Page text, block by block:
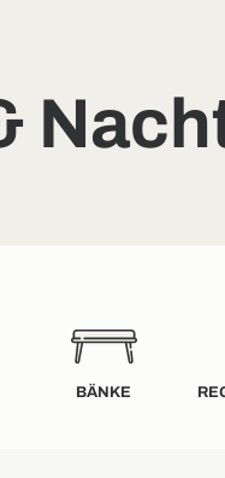
BÄNKE